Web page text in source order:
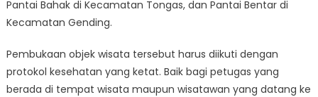
Pantai Bahak di Kecamatan Tongas, dan Pantai Bentar di
Kecamatan Gending.
Pembukaan objek wisata tersebut harus diikuti dengan
protokol kesehatan yang ketat. Baik bagi petugas yang
berada di tempat wisata maupun wisatawan yang datang ke